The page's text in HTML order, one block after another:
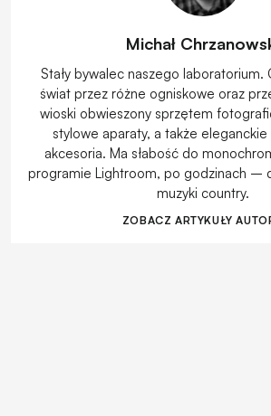
Michał
Stały bywalec naszego laboratorium.
świat przez różne ogniskowe oraz
wioski obwieszony sprzętem
stylowe aparaty, a także
akcesoria. Ma słabość do
programie Lightroom, po godzinach –
muzyki country.
ZOBACZ ARTYKUŁY